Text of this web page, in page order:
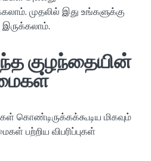
முதலில் இது உங்களுக்கு
இருக்கலாம்.
குழந்தையின்
கொண்டிருக்கக்கூடிய மிகவும்
பற்றிய விபரிப்புகள்